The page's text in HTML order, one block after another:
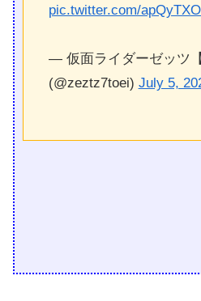
pic.twitter.com/
— 仮面ライダーゼッツ【
(@zeztz7toei) July 5,